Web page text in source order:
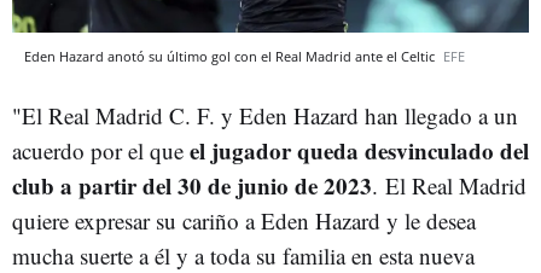
Eden Hazard anotó su último gol con el Real Madrid ante el Celtic EFE
"El Real Madrid C. F. y Eden Hazard han llegado a un
acuerdo por el que el jugador queda desvinculado del
club a partir del 30 de junio de 2023. El Real Madrid
quiere expresar su cariño a Eden Hazard y le desea
mucha suerte a él y a toda su familia en esta nueva